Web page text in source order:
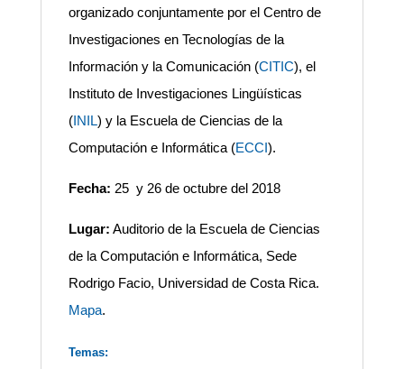
organizado conjuntamente por el Centro de
Investigaciones en Tecnologías de la
Información y la Comunicación (CITIC), el
Instituto de Investigaciones Lingüísticas
(INIL) y la Escuela de Ciencias de la
Computación e Informática (ECCI).
Fecha: 25 y 26 de octubre del 2018
Lugar: Auditorio de la Escuela de Ciencias
de la Computación e Informática, Sede
Rodrigo Facio, Universidad de Costa Rica.
Mapa.
Temas: